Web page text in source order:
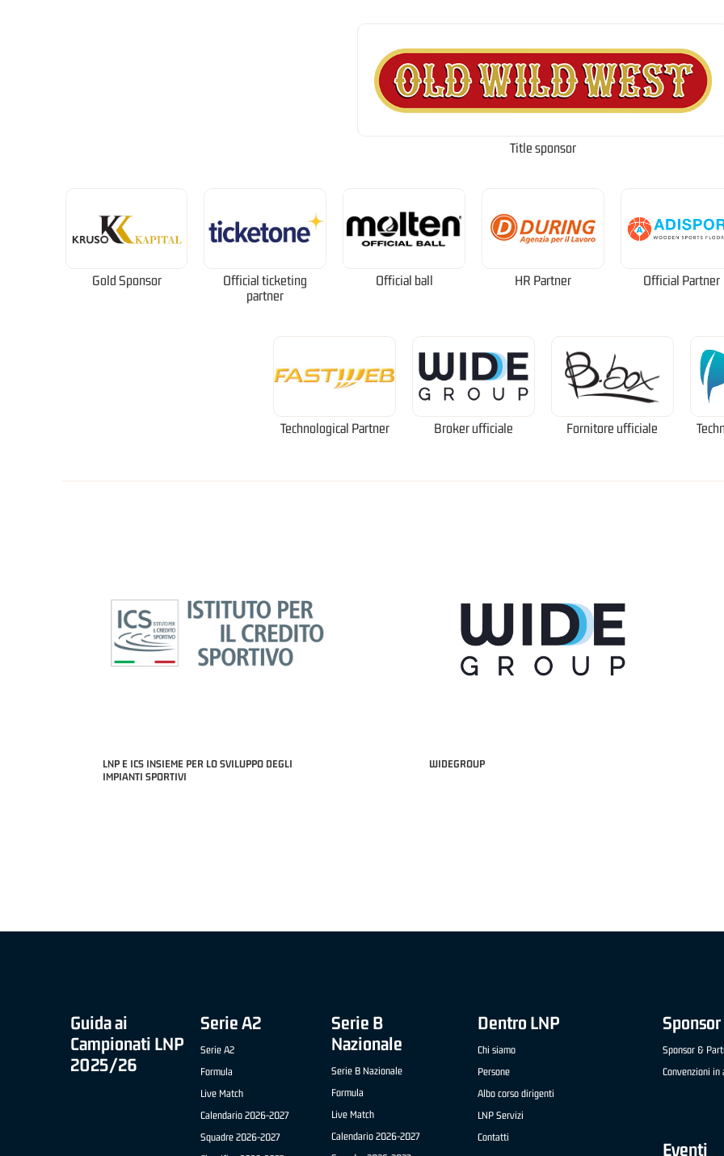
Title sponsor
Gold Sponsor
Official ticketing
partner
Official ball HR Partner Official Partner
Technological Partner Broker ufficiale Fornitore ufficiale
LNP E ICS INSIEME PER LO SVILUPPO DEGLI
IMPIANTI SPORTIVI
WIDEGROUP
Guida ai
Campionati LNP
2025/26
Serie A2
Serie A2
Formula
Live Match
Calendario 2026-2027
Squadre 2026-2027
Serie B
Nazionale
Serie B Nazionale
Formula
Live Match
Calendario 2026-2027
Dentro LNP
Chi siamo
Persone
Albo corso dirigenti
LNP Servizi
Contatti
Sponsor &
Convenzioni in
Eventi